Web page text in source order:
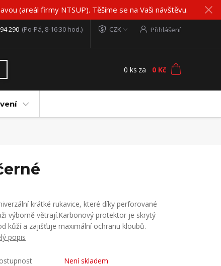
(areál firmy NTSUP). Těšíme se na Vaši návštěvu.
CZK Přihlášení
290 (Po-Pá, 8-16:30 hod.)
0 ks za 0 Kč
krátké rukavice, které díky perforované
výborně větrají.Karbonový protektor je skrytý
kůží a zajišťuje maximální ochranu kloubů.
popis
Není skladem